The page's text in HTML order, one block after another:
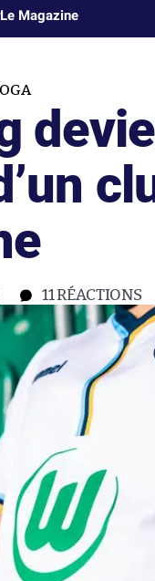
Le Magazine
11RÉACTIONS